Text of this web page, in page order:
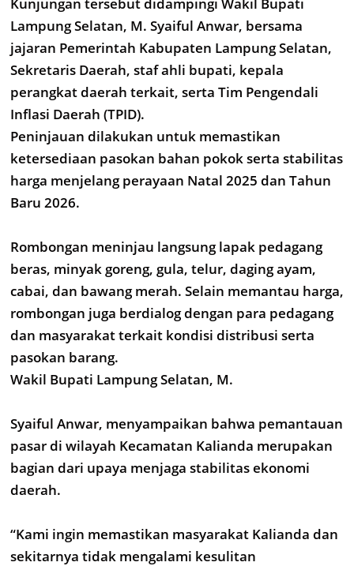
Lampung Selatan, M. Syaiful Anwar, bersama
jajaran Pemerintah Kabupaten Lampung Selatan,
Sekretaris Daerah, staf ahli bupati, kepala
perangkat daerah terkait, serta Tim Pengendali
Inflasi Daerah (TPID).
Peninjauan dilakukan untuk memastikan
ketersediaan pasokan bahan pokok serta stabilitas
harga menjelang perayaan Natal 2025 dan Tahun
Baru 2026.
Rombongan meninjau langsung lapak pedagang
beras, minyak goreng, gula, telur, daging ayam,
cabai, dan bawang merah. Selain memantau harga,
rombongan juga berdialog dengan para pedagang
dan masyarakat terkait kondisi distribusi serta
pasokan barang.
Wakil Bupati Lampung Selatan, M.
Syaiful Anwar, menyampaikan bahwa pemantauan
pasar di wilayah Kecamatan Kalianda merupakan
bagian dari upaya menjaga stabilitas ekonomi
daerah.
“Kami ingin memastikan masyarakat Kalianda dan
sekitarnya tidak mengalami kesulitan